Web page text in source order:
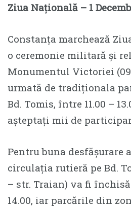
Ziua Națională – 1
Constanța marchează
o ceremonie militară și
Monumentul Victoriei
urmată de tradiționala
Bd. Tomis, între 11.00 –
așteptați mii de
Pentru buna desfășurare
circulația rutieră pe Bd.
– str. Traian) va fi
14.00, iar parcările din